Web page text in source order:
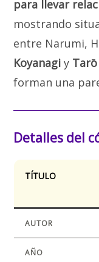
para llevar
mostrando
entre Narumi,
Koyanagi y
forman una
Detalles del
TÍTULO
AUTOR
AÑO